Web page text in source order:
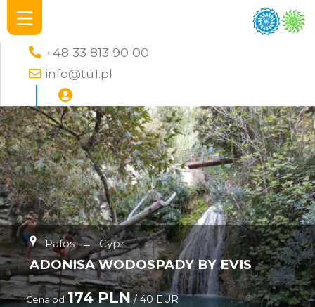
+48 33 813 90 00
info@tu1.pl
Pafos → Cypr
ADONISA WODOSPADY BY EVIS
Cena od 174 PLN/ 40 EUR